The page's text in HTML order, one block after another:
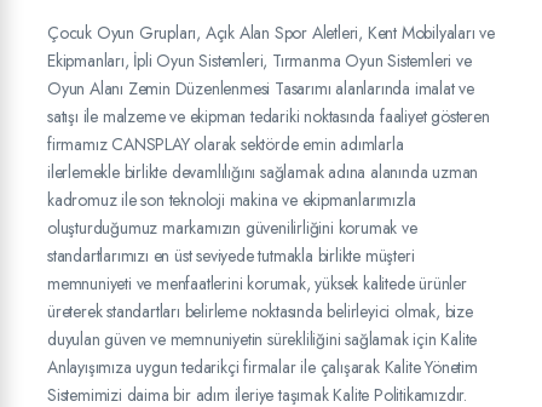
Çocuk Oyun Grupları, Açık Alan Spor Aletleri, Kent Mobilyaları ve
Ekipmanları, İpli Oyun Sistemleri, Tırmanma Oyun Sistemleri ve
Oyun Alanı Zemin Düzenlenmesi Tasarımı alanlarında imalat ve
satışı ile malzeme ve ekipman tedariki noktasında faaliyet gösteren
firmamız CANSPLAY olarak sektörde emin adımlarla
ilerlemekle birlikte devamlılığını sağlamak adına alanında uzman
kadromuz ile son teknoloji makina ve ekipmanlarımızla
oluşturduğumuz markamızın güvenilirliğini korumak ve
standartlarımızı en üst seviyede tutmakla birlikte müşteri
memnuniyeti ve menfaatlerini korumak, yüksek kalitede ürünler
üreterek standartları belirleme noktasında belirleyici olmak, bize
duyulan güven ve memnuniyetin sürekliliğini sağlamak için Kalite
Anlayışımıza uygun tedarikçi firmalar ile çalışarak Kalite Yönetim
Sistemimizi daima bir adım ileriye taşımak Kalite Politikamızdır.